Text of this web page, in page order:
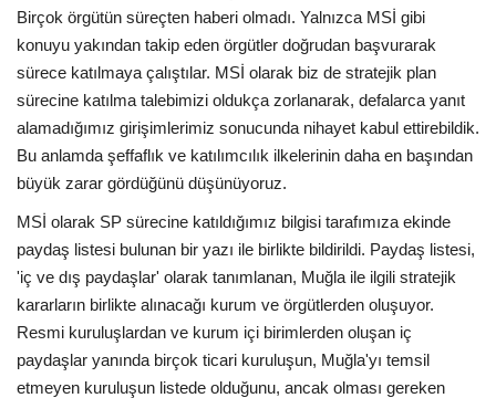
Birçok örgütün süreçten haberi olmadı. Yalnızca MSİ gibi
konuyu yakından takip eden örgütler doğrudan başvurarak
sürece katılmaya çalıştılar. MSİ olarak biz de stratejik plan
sürecine katılma talebimizi oldukça zorlanarak, defalarca yanıt
alamadığımız girişimlerimiz sonucunda nihayet kabul ettirebildik.
Bu anlamda şeffaflık ve katılımcılık ilkelerinin daha en başından
büyük zarar gördüğünü düşünüyoruz.
MSİ olarak SP sürecine katıldığımız bilgisi tarafımıza ekinde
paydaş listesi bulunan bir yazı ile birlikte bildirildi. Paydaş listesi,
'iç ve dış paydaşlar' olarak tanımlanan, Muğla ile ilgili stratejik
kararların birlikte alınacağı kurum ve örgütlerden oluşuyor.
Resmi kuruluşlardan ve kurum içi birimlerden oluşan iç
paydaşlar yanında birçok ticari kuruluşun, Muğla'yı temsil
etmeyen kuruluşun listede olduğunu, ancak olması gereken